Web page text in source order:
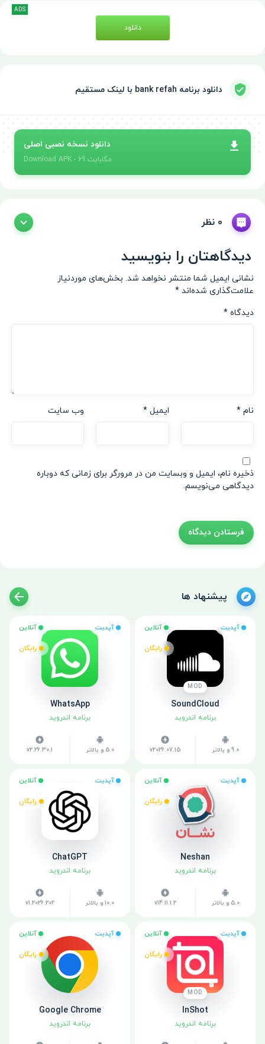
دانلود
ADS
دانلود برنامه bank refah با لینک مستقیم
دانلود نسخه نصبی اصلی
Download APK - 69 مگابایت
0 نظر
دیدگاهتان را بنویسید
نشانی ایمیل شما منتشر نخواهد شد. بخش‌های موردنیاز
علامت‌گذاری شده‌اند *
دیدگاه *
نام * ایمیل* وب‌ سایت
ذخیره نام، ایمیل و وبسایت من در مرورگر برای زمانی که دوباره
دیدگاهی می‌نویسم.
پیشنهاد ها
آپدیت آنلاین
رایگان
MOD
SoundCloud
برنامه اندروید
9.0 و بالاتر v2026.07.15
آپدیت آنلاین
رایگان
WhatsApp
برنامه اندروید
5.0 و بالاتر v2.26.30.1
آپدیت آنلاین
رایگان
Neshan
برنامه اندروید
5.0 و بالاتر v14.11.1.2
آپدیت آنلاین
رایگان
ChatGPT
برنامه اندروید
10.0 و بالاتر v1.2026.202
آپدیت آنلاین
رایگان
MOD
InShot
برنامه اندروید
آپدیت آنلاین
رایگان
Google Chrome
برنامه اندروید